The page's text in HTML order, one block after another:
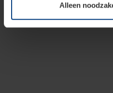
wijzigen of herroepen.
Alleen